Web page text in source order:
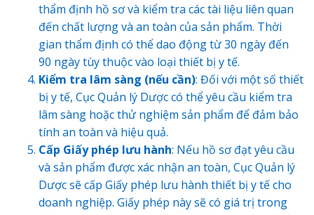
thẩm định hồ sơ và kiểm tra các tài liệu liên quan
đến chất lượng và an toàn của sản phẩm. Thời
gian thẩm định có thể dao động từ 30 ngày đến
90 ngày tùy thuộc vào loại thiết bị y tế.
Kiểm tra lâm sàng (nếu cần): Đối với một số thiết
bị y tế, Cục Quản lý Dược có thể yêu cầu kiểm tra
lâm sàng hoặc thử nghiệm sản phẩm để đảm bảo
tính an toàn và hiệu quả.
Cấp Giấy phép lưu hành: Nếu hồ sơ đạt yêu cầu
và sản phẩm được xác nhận an toàn, Cục Quản lý
Dược sẽ cấp Giấy phép lưu hành thiết bị y tế cho
doanh nghiệp. Giấy phép này sẽ có giá trị trong